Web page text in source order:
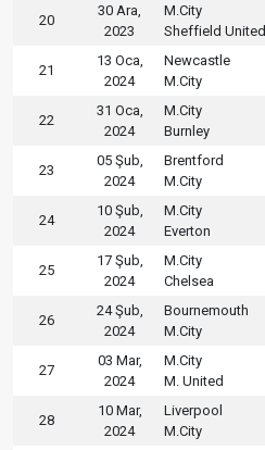
20
30 Ara,
2023
M.City
Sheffield United
21
13 Oca,
2024
Newcastle
M.City
22
31 Oca,
2024
M.City
Burnley
23
05 Şub,
2024
Brentford
M.City
24
10 Şub,
2024
M.City
Everton
25
17 Şub,
2024
M.City
Chelsea
26
24 Şub,
2024
Bournemouth
M.City
27
03 Mar,
2024
M.City
M. United
28
10 Mar,
2024
Liverpool
M.City